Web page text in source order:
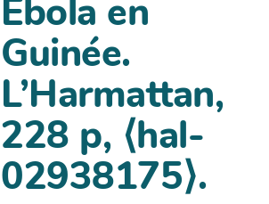
Ebola en
Guinée.
L’Harmattan,
228 p, ⟨hal-
02938175⟩.